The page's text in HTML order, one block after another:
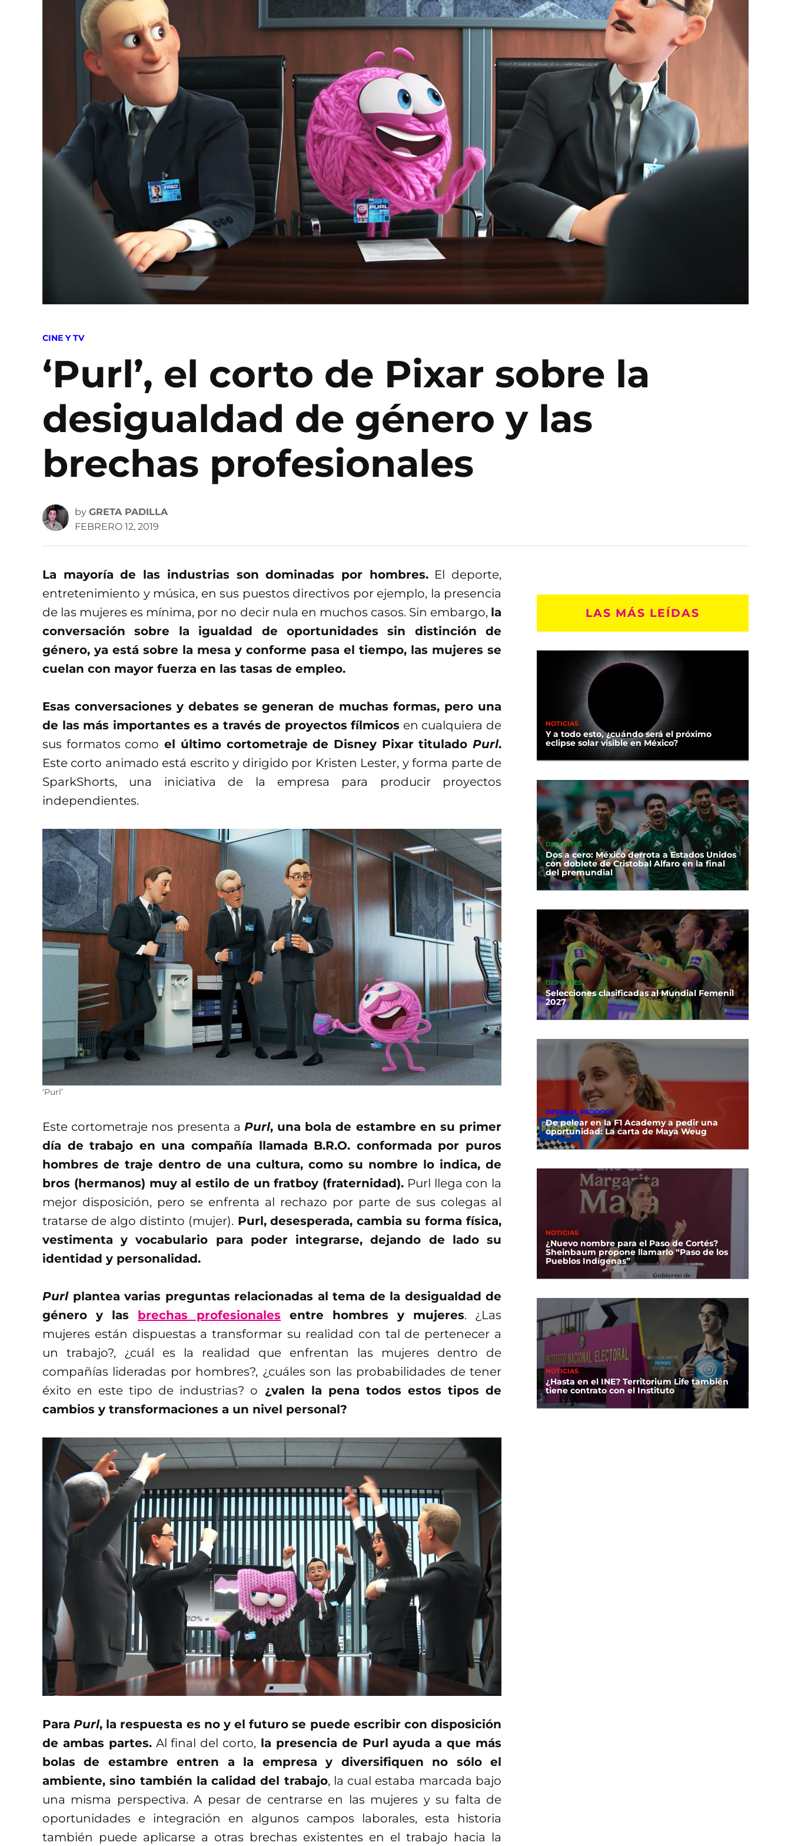
POSTED
CINE Y TV
‘Purl’, el corto de Pixar sobre la
desigualdad de género y las
brechas profesionales
by GRETA PADILLA
FEBRERO 12, 2019
La mayoría de las industrias son dominadas por hombres.El deporte,
entretenimiento y música, en sus puestos directivos por ejemplo, la presencia
de las mujeres es mínima, por no decir nula en muchos casos. Sin embargo, la
conversación sobre la igualdad de oportunidades sin distinción de
género, ya está sobre la mesa y conforme pasa el tiempo, las mujeres se
cuelan con mayor fuerza en las tasas de empleo.
Esas conversaciones y debates se generan de muchas formas, pero una
de las más importantes es a través de proyectos fílmicos en cualquiera de
sus formatos como el último cortometraje de Disney Pixar tituladoPurl.
Este corto animado está escrito y dirigido por Kristen Lester, y forma parte de
SparkShorts, una iniciativa de la empresa para producir proyectos
independientes.
‘Purl’
Este cortometraje nos presenta a Purl, una bola de estambre en su primer
día de trabajo en una compañía llamada B.R.O. conformada por puros
hombres de traje dentro de una cultura, como su nombre lo indica, de
bros (hermanos) muy al estilo de un fratboy (fraternidad). Purl llega con la
mejor disposición, pero se enfrenta al rechazo por parte de sus colegas al
tratarse de algo distinto (mujer). Purl, desesperada, cambia su forma física,
vestimenta y vocabulario para poder integrarse, dejando de lado su
identidad y personalidad.
Purlplantea varias preguntas relacionadas al tema de la desigualdad de
género y las brechas profesionales entre hombres y mujeres. ¿Las
mujeres están dispuestas a transformar su realidad con tal de pertenecer a
un trabajo?, ¿cuál es la realidad que enfrentan las mujeres dentro de
compañías lideradas por hombres?, ¿cuáles son las probabilidades de tener
éxito en este tipo de industrias? o ¿valen la pena todos estos tipos de
cambios y transformaciones a un nivel personal?
ParaPurl, la respuesta es no y el futuro se puede escribir con disposición
de ambas partes.Al final del corto, la presencia de Purl ayuda a que más
bolas de estambre entren a la empresa y diversifiquen no sólo el
ambiente, sino también la calidad del trabajo, la cual estaba marcada bajo
una misma perspectiva. A pesar de centrarse en las mujeres y su falta de
oportunidades e integración en algunos campos laborales, esta historia
también puede aplicarse a otras brechas existentes en el trabajo hacia la
LAS MÁS LEÍDAS
NOTICIAS
Y a todo esto, ¿cuándo será el próximo
eclipse solar visible en México?
DEPORTES
Dos a cero: México derrota a Estados Unidos
con doblete de Cristobal Alfaro en la final
del premundial
DEPORTES
Selecciones clasificadas al Mundial Femenil
2027
DESDE EL PADDOCK
De pelear en la F1 Academy a pedir una
oportunidad: La carta de Maya Weug
NOTICIAS
¿Nuevo nombre para el Paso de Cortés?
Sheinbaum propone llamarlo “Paso de los
Pueblos Indígenas”
NOTICIAS
¿Hasta en el INE? Territorium Life también
tiene contrato con el Instituto